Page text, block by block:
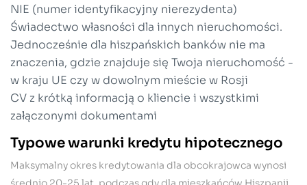
NIE (numer identyfikacyjny nierezydenta)
Świadectwo własności dla innych nieruchomości.
Jednocześnie dla hiszpańskich banków nie ma
znaczenia, gdzie znajduje się Twoja nieruchomość -
w kraju UE czy w dowolnym mieście w Rosji
CV z krótką informacją o kliencie i wszystkimi
załączonymi dokumentami
Typowe warunki kredytu hipotecznego
Maksymalny okres kredytowania dla obcokrajowca wynosi